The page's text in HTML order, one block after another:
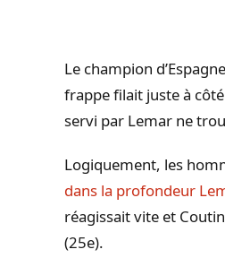
Le champion
frappe filait juste à
servi par Lemar ne
Logiquement, les
dans la profondeur
réagissait vite et
(25e).